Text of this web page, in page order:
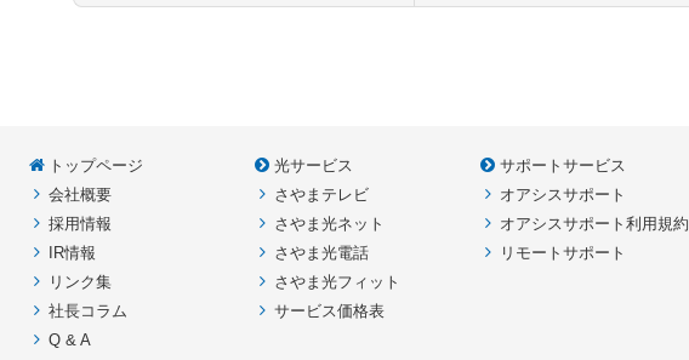
文
の
先
頭
へ
へ
戻
る
トップページ
会社概要
採用情報
IR情報
リンク集
社長コラム
Q & A
光サービス
さやまテレビ
さやま光ネット
さやま光電話
さやま光フィット
サービス価格表
サポートサービス
オアシスサポート
オアシスサポート利用規約
リモートサポート